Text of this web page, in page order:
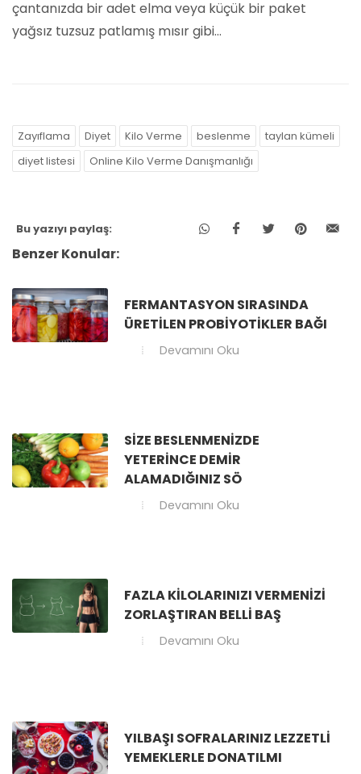
çantanızda bir adet elma veya küçük bir paket
yağsız tuzsuz patlamış mısır gibi...
Zayıflama Diyet Kilo Verme beslenme
taylan kümeli
diyet listesi
Online Kilo Verme Danışmanlığı
Bu yazıyı paylaş:
Benzer Konular:
FERMANTASYON SIRASINDA
ÜRETILEN PROBIYOTIKLER BAĞI
Devamını Oku
SIZE BESLENMENIZDE
YETERINCE DEMIR
ALAMADIĞINIZ SÖ
Devamını Oku
FAZLA KILOLARINIZI VERMENIZI
ZORLAŞTIRAN BELLI BAŞ
Devamını Oku
YILBAŞI SOFRALARINIZ LEZZETLI
YEMEKLERLE DONATILMI